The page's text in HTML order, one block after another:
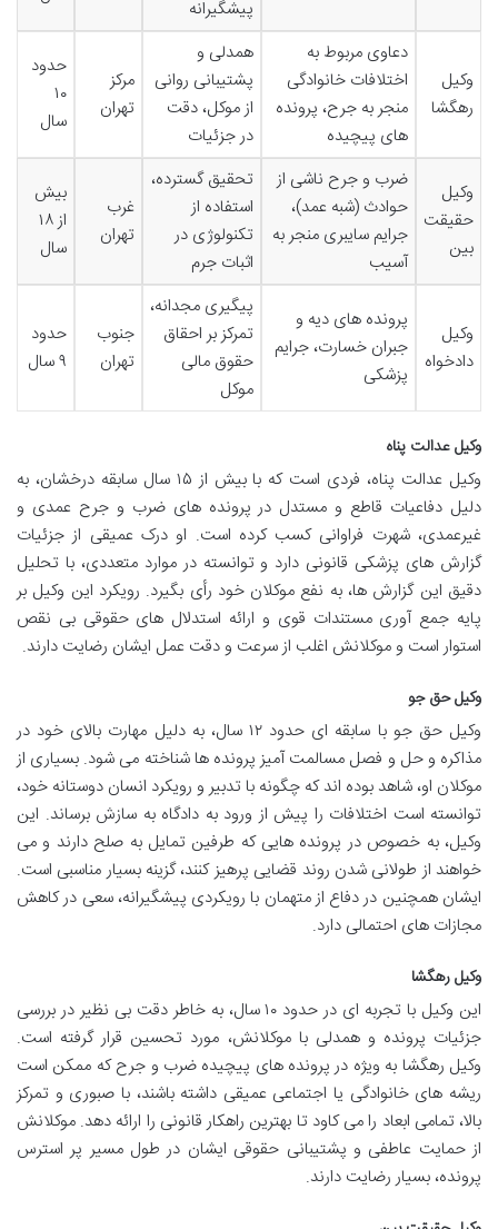
پیشگیرانه
وکیل
رهگشا
دعاوی مربوط به
اختلافات خانوادگی
منجر به جرح، پرونده
های پیچیده
همدلی و
پشتیبانی روانی
از موکل، دقت
در جزئیات
مرکز
تهران
حدود
۱۰
سال
وکیل
حقیقت
بین
ضرب و جرح ناشی از
حوادث (شبه عمد)،
جرایم سایبری منجر به
آسیب
تحقیق گسترده،
استفاده از
تکنولوژی در
اثبات جرم
غرب
تهران
بیش
از ۱۸
سال
وکیل
دادخواه
پرونده های دیه و
جبران خسارت، جرایم
پزشکی
پیگیری مجدانه،
تمرکز بر احقاق
حقوق مالی
موکل
جنوب
تهران
حدود
۹ سال
وکیل عدالت پناه
وکیل عدالت پناه، فردی است که با بیش از ۱۵ سال سابقه درخشان، به
دلیل دفاعیات قاطع و مستدل در پرونده های ضرب و جرح عمدی و
غیرعمدی، شهرت فراوانی کسب کرده است. او درک عمیقی از جزئیات
گزارش های پزشکی قانونی دارد و توانسته در موارد متعددی، با تحلیل
دقیق این گزارش ها، به نفع موکلان خود رأی بگیرد. رویکرد این وکیل بر
پایه جمع آوری مستندات قوی و ارائه استدلال های حقوقی بی نقص
استوار است و موکلانش اغلب از سرعت و دقت عمل ایشان رضایت دارند.
وکیل حق جو
وکیل حق جو با سابقه ای حدود ۱۲ سال، به دلیل مهارت بالای خود در
مذاکره و حل و فصل مسالمت آمیز پرونده ها شناخته می شود. بسیاری از
موکلان او، شاهد بوده اند که چگونه با تدبیر و رویکرد انسان دوستانه خود،
توانسته است اختلافات را پیش از ورود به دادگاه به سازش برساند. این
وکیل، به خصوص در پرونده هایی که طرفین تمایل به صلح دارند و می
خواهند از طولانی شدن روند قضایی پرهیز کنند، گزینه بسیار مناسبی است.
ایشان همچنین در دفاع از متهمان با رویکردی پیشگیرانه، سعی در کاهش
مجازات های احتمالی دارد.
وکیل رهگشا
این وکیل با تجربه ای در حدود ۱۰ سال، به خاطر دقت بی نظیر در بررسی
جزئیات پرونده و همدلی با موکلانش، مورد تحسین قرار گرفته است.
وکیل رهگشا به ویژه در پرونده های پیچیده ضرب و جرح که ممکن است
ریشه های خانوادگی یا اجتماعی عمیقی داشته باشند، با صبوری و تمرکز
بالا، تمامی ابعاد را می کاود تا بهترین راهکار قانونی را ارائه دهد. موکلانش
از حمایت عاطفی و پشتیبانی حقوقی ایشان در طول مسیر پر استرس
پرونده، بسیار رضایت دارند.